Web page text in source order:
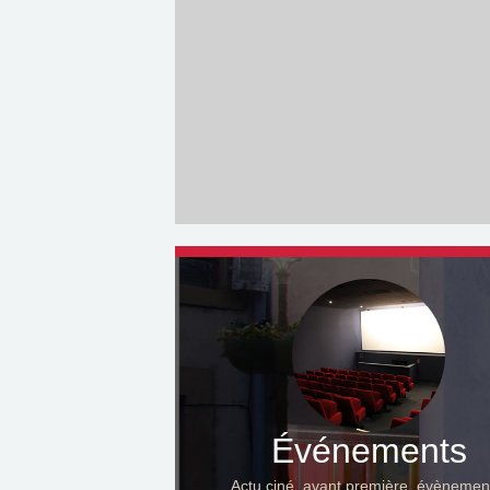
Événements
Actu ciné, avant première,